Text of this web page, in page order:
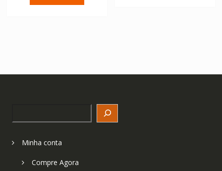
Minha conta
Compre Agora